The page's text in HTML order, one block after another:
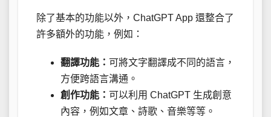
除了基本的功能以外，ChatGPT App 還整合了
許多額外的功能，例如：
翻譯功能： 可將文字翻譯成不同的語言，
方便跨語言溝通。
創作功能： 可以利用 ChatGPT 生成創意
內容，例如文章、詩歌、音樂等等。